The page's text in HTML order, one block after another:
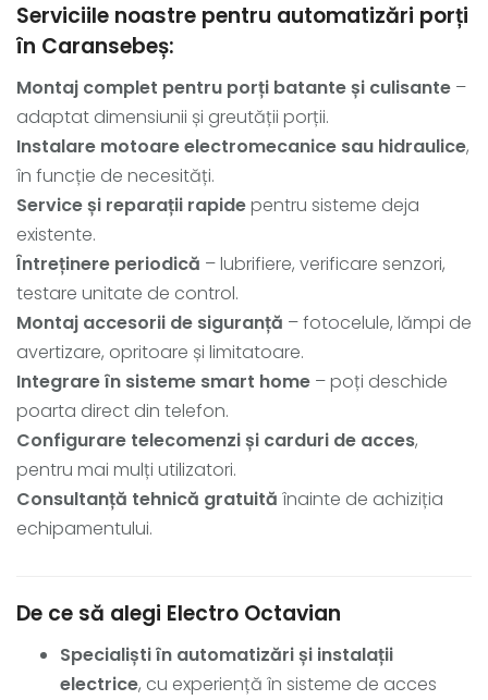
Serviciile noastre pentru automatizări porți
în Caransebeș:
Montaj complet pentru porți batante și culisante –
adaptat dimensiunii și greutății porții.
Instalare motoare electromecanice sau hidraulice,
în funcție de necesități.
Service și reparații rapidepentru sisteme deja
existente.
Întreținere periodică – lubrifiere, verificare senzori,
testare unitate de control.
Montaj accesorii de siguranță – fotocelule, lămpi de
avertizare, opritoare și limitatoare.
Integrare în sisteme smart home – poți deschide
poarta direct din telefon.
Configurare telecomenzi și carduri de acces,
pentru mai mulți utilizatori.
Consultanță tehnică gratuită înainte de achiziția
echipamentului.
De ce să alegi Electro Octavian
Specialiști în automatizări și instalații
electrice, cu experiență în sisteme de acces